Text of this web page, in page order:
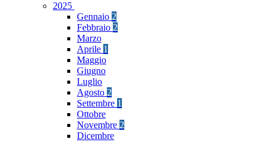
2025
Gennaio 2
Febbraio 2
Marzo
Aprile 1
Maggio
Giugno
Luglio
Agosto 2
Settembre 1
Ottobre
Novembre 2
Dicembre